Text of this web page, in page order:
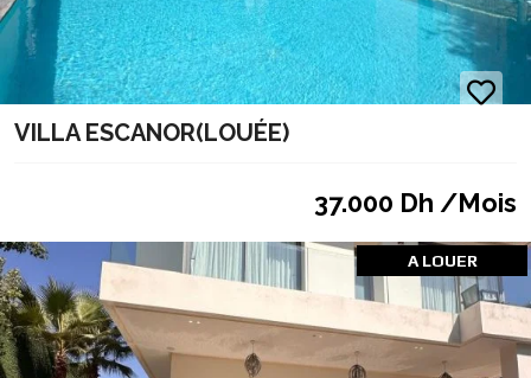
VILLA ESCANOR(LOUÉE)
37.000 Dh /Mois
A LOUER